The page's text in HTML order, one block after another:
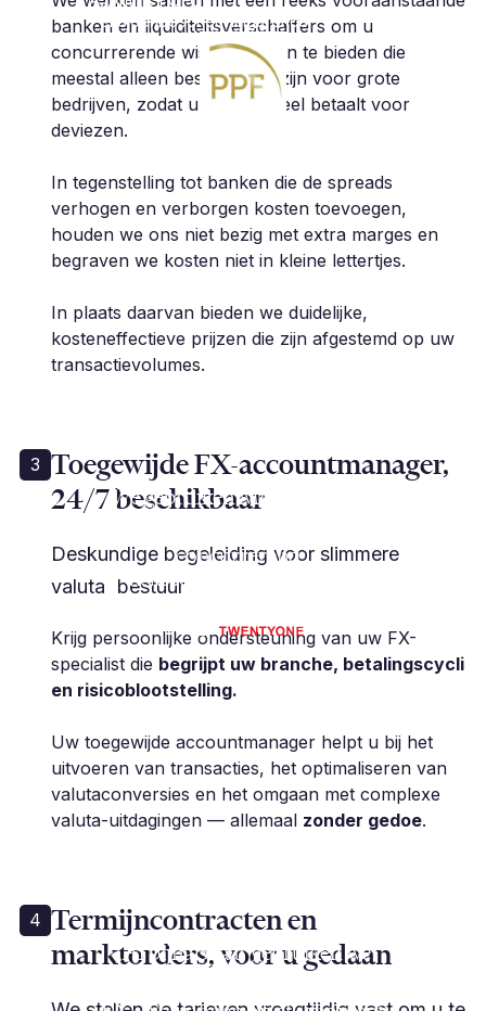
Pensioenbeschermingsfonds
banken en liquiditeitsverschaffers om u
concurrerende wisselkoersen te bieden die
meestal alleen beschikbaar zijn voor grote
bedrijven, zodat u nooit te veel betaalt voor
deviezen.
In tegenstelling tot banken die de spreads
verhogen en verborgen kosten toevoegen,
houden we ons niet bezig met extra marges en
begraven we kosten niet in kleine lettertjes.
In plaats daarvan bieden we duidelijke,
kosteneffectieve prijzen die zijn afgestemd op uw
transactievolumes.
„We gebruiken Millbank al vele
concurrerend.”
K. Rose | Financieel controleur
3 Toegewijde FX-accountmanager,
24/7 beschikbaar
Deskundige begeleiding voor slimmere
valuta bestuur
Krijg persoonlijke ondersteuning van uw FX-
specialist die begrijpt uw branche, betalingscycli
en risicoblootstelling.
Uw toegewijde accountmanager helpt u bij het
uitvoeren van transacties, het optimaliseren van
valutaconversies en het omgaan met complexe
valuta-uitdagingen — allemaal zonder gedoe.
„Al bijna 5 jaar gebruiken we
4 Termijncontracten en
marktorders, voor u gedaan